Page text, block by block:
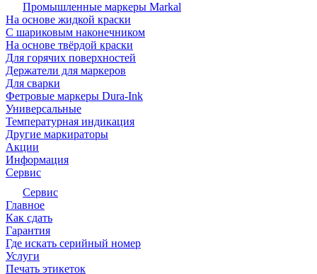
Промышленные маркеры Markal
На основе жидкой краски
С шариковым наконечником
На основе твёрдой краски
Для горячих поверхностей
Держатели для маркеров
Для сварки
Фетровые маркеры Dura-Ink
Универсальные
Температурная индикация
Другие маркираторы
Акции
Информация
Сервис
Сервис
Главное
Как сдать
Гарантия
Где искать серийный номер
Услуги
Печать этикеток